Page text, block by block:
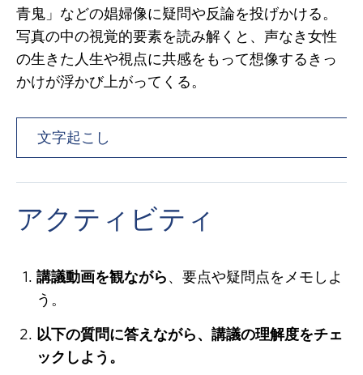
青鬼」などの娼婦像に疑問や反論を投げかける。
写真の中の視覚的要素を読み解くと、声なき女性
の生きた人生や視点に共感をもって想像するきっ
かけが浮かび上がってくる。
文字起こし
アクティビティ
講議動画を観ながら、要点や疑問点をメモしよ
う。
以下の質問に答えながら、講議の理解度をチェ
ックしよう。